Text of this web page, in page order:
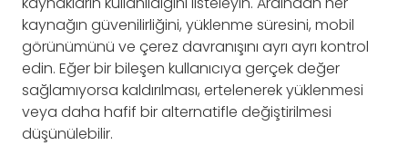
kaynağın güvenilirliğini, yüklenme süresini, mobil
görünümünü ve çerez davranışını ayrı ayrı kontrol
edin. Eğer bir bileşen kullanıcıya gerçek değer
sağlamıyorsa kaldırılması, ertelenerek yüklenmesi
veya daha hafif bir alternatifle değiştirilmesi
düşünülebilir.